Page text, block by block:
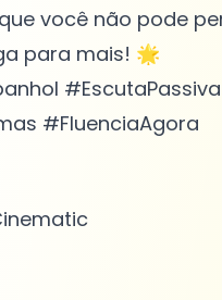
você não pode
para mais! 🌟
#EscutaPassiva
#FluenciaAgora